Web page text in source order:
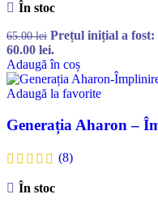
În stoc
65.00lei Prețul inițial a fost:
60.00 lei.
Adaugă în coș
Adaugă la favorite
Generația Aharon –
(8)
În stoc